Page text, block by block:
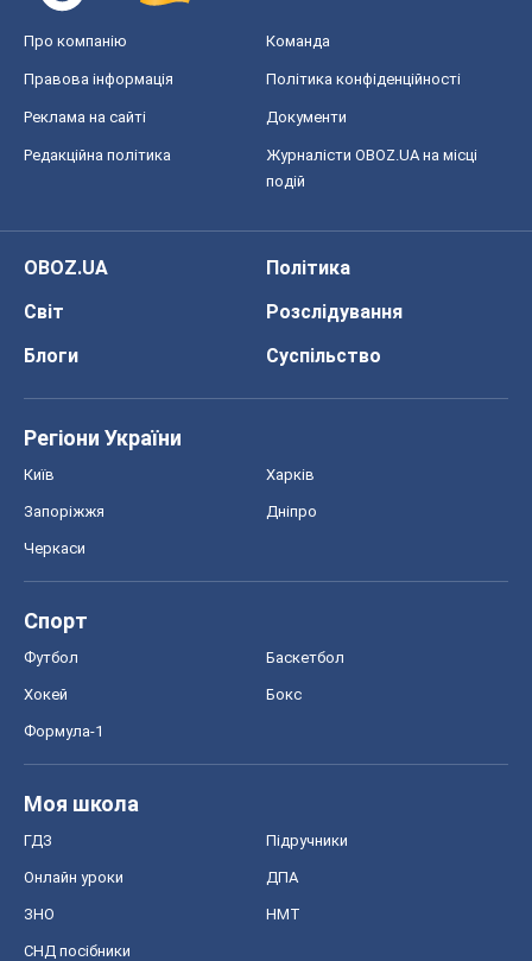
Про компанію Команда
Правова інформація Політика конфіденційності
Реклама на сайті Документи
Редакційна політика
Журналісти OBOZ.UA на місці
подій
OBOZ.UA
Політика
Світ
Розслідування
Блоги
Суспільство
Регіони України
Київ Харків
Запоріжжя Дніпро
Черкаси
Спорт
Футбол Баскетбол
Хокей Бокс
Формула-1
Моя школа
ГДЗ Підручники
Онлайн уроки ДПА
ЗНО НМТ
СНД посібники